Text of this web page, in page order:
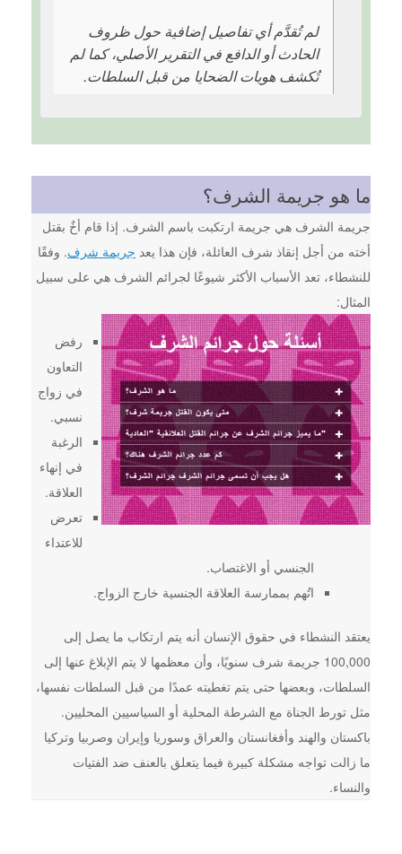
لم تُقدَّم أي تفاصيل إضافية حول ظروف
الحادث أو الدافع في التقرير الأصلي، كما لم
تُكشف هويات الضحايا من قبل السلطات.
ما هو جريمة الشرف؟
جريمة الشرف هي جريمة ارتكبت باسم الشرف. إذا قام أخٌ بقتل
أخته من أجل إنقاذ شرف العائلة، فإن هذا يعد جريمة شرف. وفقًا
للنشطاء، تعد الأسباب الأكثر شيوعًا لجرائم الشرف هي على سبيل
المثال:
رفض
التعاون
في زواج
نسبي.
الرغبة
في إنهاء
العلاقة.
تعرض
للاعتداء
الجنسي أو الاغتصاب.
اتُهم بممارسة العلاقة الجنسية خارج الزواج.
يعتقد النشطاء في حقوق الإنسان أنه يتم ارتكاب ما يصل إلى
100,000 جريمة شرف سنويًا، وأن معظمها لا يتم الإبلاغ عنها إلى
السلطات، وبعضها حتى يتم تغطيته عمدًا من قبل السلطات نفسها،
مثل تورط الجناة مع الشرطة المحلية أو السياسيين المحليين.
باكستان والهند وأفغانستان والعراق وسوريا وإيران وصربيا وتركيا
ما زالت تواجه مشكلة كبيرة فيما يتعلق بالعنف ضد الفتيات
والنساء.